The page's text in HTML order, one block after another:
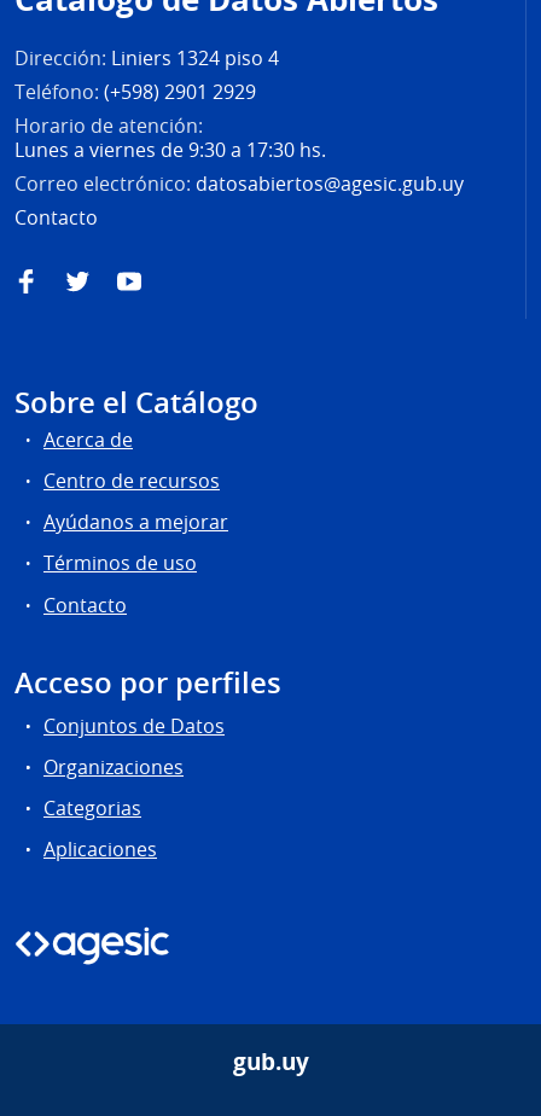
página
Dirección: Liniers 1324 piso 4
Teléfono: (+598) 2901 2929
Horario de atención:
Lunes a viernes de 9:30 a 17:30 hs.
Correo electrónico: datosabiertos@agesic.gub.uy
Contacto
FacebookTwitterYouTube
Sobre el Catálogo
Acerca de
Centro de recursos
Ayúdanos a mejorar
Términos de uso
Contacto
Acceso por perfiles
Conjuntos de Datos
Organizaciones
Categorias
Aplicaciones
gub.uy